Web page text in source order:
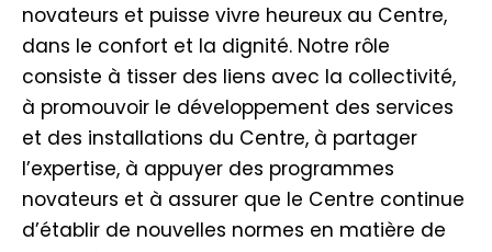
novateurs et puisse vivre heureux au Centre,
dans le confort et la dignité. Notre rôle
consiste à tisser des liens avec la collectivité,
à promouvoir le développement des services
et des installations du Centre, à partager
l’expertise, à appuyer des programmes
novateurs et à assurer que le Centre continue
d’établir de nouvelles normes en matière de